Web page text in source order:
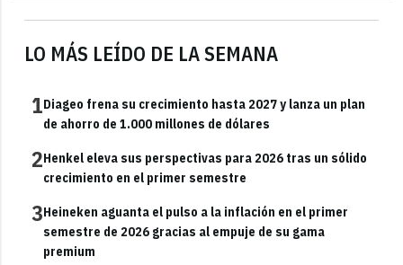
LO MÁS LEÍDO DE LA SEMANA
1Diageo frena su crecimiento hasta 2027 y lanza un plan
de ahorro de 1.000 millones de dólares
2Henkel eleva sus perspectivas para 2026 tras un sólido
crecimiento en el primer semestre
3Heineken aguanta el pulso a la inflación en el primer
semestre de 2026 gracias al empuje de su gama
premium